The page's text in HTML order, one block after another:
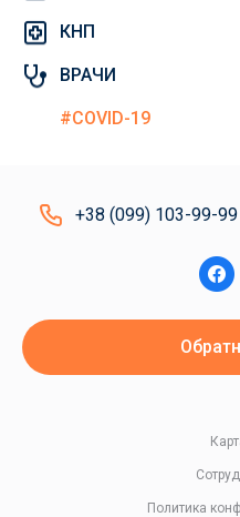
КНП
ВРАЧИ
#COVID-19
+38 (099) 103-99-99
Политика